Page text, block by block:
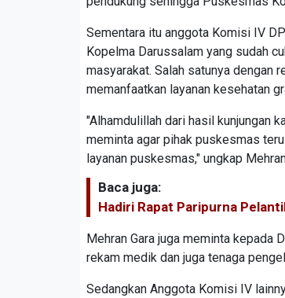
Sementara itu anggota Komisi IV
Kopelma Darussalam yang sudah
masyarakat. Salah satunya dengan
memanfaatkan layanan kesehatan
"Alhamdulillah dari hasil kunjungan
meminta agar pihak puskesmas
layanan puskesmas," ungkap
Baca juga:
Hadiri Rapat Paripurna
Mehran Gara juga meminta kepada
rekam medik dan juga tenaga
Sedangkan Anggota Komisi IV